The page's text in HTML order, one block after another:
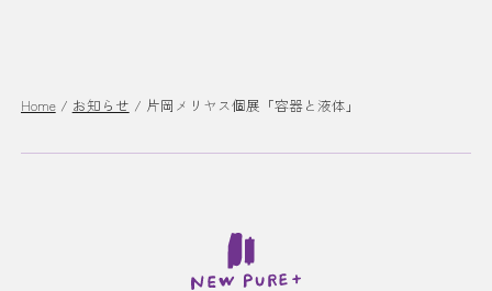
Home / お知らせ / 片岡メリヤス個展「容器と液体」